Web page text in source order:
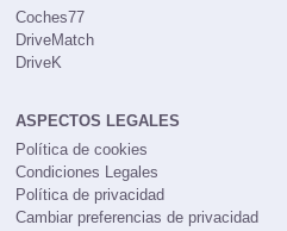
Coches77
DriveMatch
DriveK
ASPECTOS LEGALES
Política de cookies
Condiciones Legales
Política de privacidad
Cambiar preferencias de privacidad